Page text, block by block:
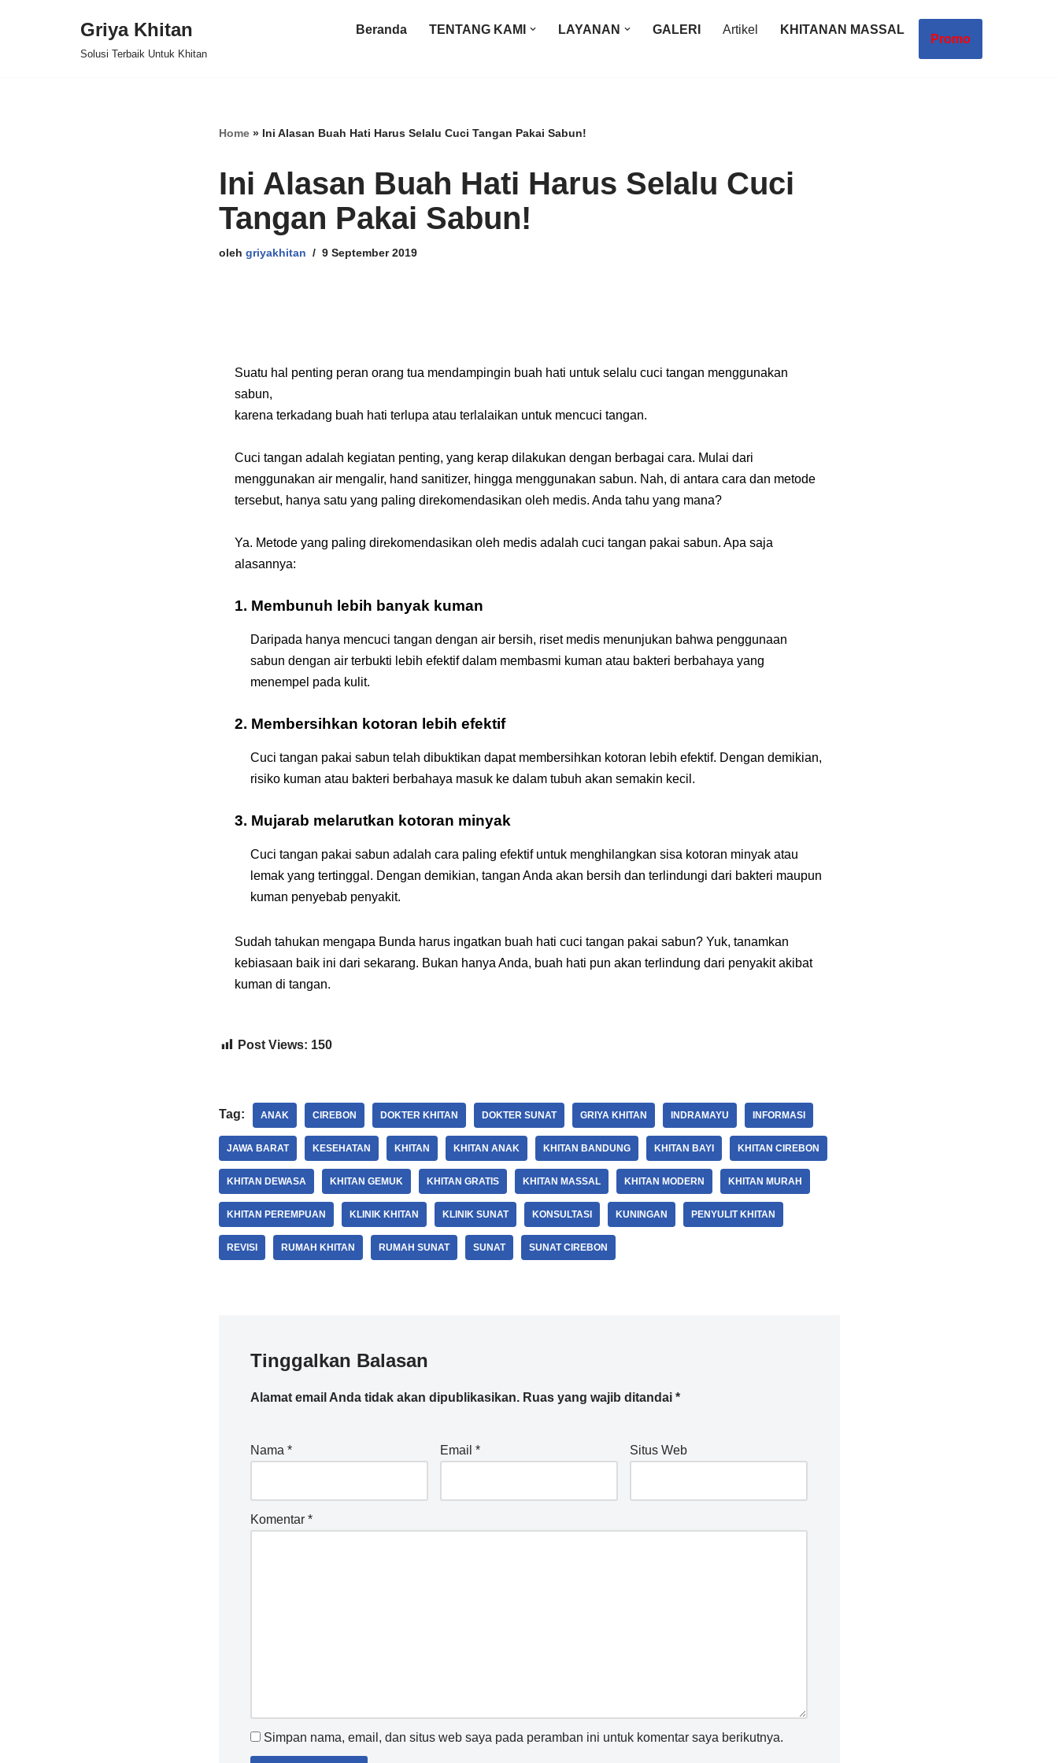
Griya Khitan
Solusi Terbaik Untuk Khitan
Beranda TENTANG KAMI LAYANAN GALERI Artikel KHITANAN MASSAL
Promo
Home» Ini Alasan Buah Hati Harus Selalu Cuci Tangan Pakai Sabun!
Ini Alasan Buah Hati Harus Selalu Cuci
Tangan Pakai Sabun!
oleh griyakhitan 9 September 2019
Suatu hal penting peran orang tua mendampingin buah hati untuk selalu cuci tangan menggunakan
sabun,
karena terkadang buah hati terlupa atau terlalaikan untuk mencuci tangan.
Cuci tangan adalah kegiatan penting, yang kerap dilakukan dengan berbagai cara. Mulai dari
menggunakan air mengalir, hand sanitizer, hingga menggunakan sabun. Nah, di antara cara dan metode
tersebut, hanya satu yang paling direkomendasikan oleh medis. Anda tahu yang mana?
Ya. Metode yang paling direkomendasikan oleh medis adalah cuci tangan pakai sabun. Apa saja
alasannya:
1. Membunuh lebih banyak kuman
Daripada hanya mencuci tangan dengan air bersih, riset medis menunjukan bahwa penggunaan
sabun dengan air terbukti lebih efektif dalam membasmi kuman atau bakteri berbahaya yang
menempel pada kulit.
2. Membersihkan kotoran lebih efektif
Cuci tangan pakai sabun telah dibuktikan dapat membersihkan kotoran lebih efektif. Dengan demikian,
risiko kuman atau bakteri berbahaya masuk ke dalam tubuh akan semakin kecil.
3. Mujarab melarutkan kotoran minyak
Cuci tangan pakai sabun adalah cara paling efektif untuk menghilangkan sisa kotoran minyak atau
lemak yang tertinggal. Dengan demikian, tangan Anda akan bersih dan terlindungi dari bakteri maupun
kuman penyebab penyakit.
Sudah tahukan mengapa Bunda harus ingatkan buah hati cuci tangan pakai sabun? Yuk, tanamkan
kebiasaan baik ini dari sekarang. Bukan hanya Anda, buah hati pun akan terlindung dari penyakit akibat
kuman di tangan.
Post Views: 150
Tag: ANAK CIREBON DOKTER KHITAN DOKTER SUNAT GRIYA KHITAN INDRAMAYU INFORMASI
JAWA BARAT KESEHATAN KHITAN KHITAN ANAK KHITAN BANDUNG KHITAN BAYI KHITAN CIREBON
KHITAN DEWASA KHITAN GEMUK KHITAN GRATIS KHITAN MASSAL KHITAN MODERN KHITAN MURAH
KHITAN PEREMPUAN KLINIK KHITAN KLINIK SUNAT KONSULTASI KUNINGAN PENYULIT KHITAN
REVISI RUMAH KHITAN RUMAH SUNAT SUNAT SUNAT CIREBON
Tinggalkan Balasan
Alamat email Anda tidak akan dipublikasikan. Ruas yang wajib ditandai *
Nama * Email * Situs Web
Komentar *
Simpan nama, email, dan situs web saya pada peramban ini untuk komentar saya berikutnya.